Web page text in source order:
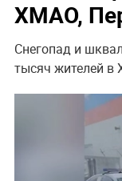
ХМАО,
Снегопад и
тысяч жителей